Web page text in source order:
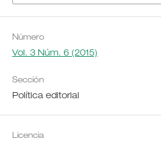
Número
Vol. 3 Núm. 6 (2015)
Sección
Política editorial
Licencia